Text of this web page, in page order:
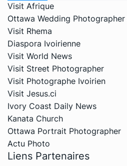
Visit Afrique
Ottawa Wedding Photographer
Visit Rhema
Diaspora Ivoirienne
Visit World News
Visit Street Photographer
Visit Photographe Ivoirien
Visit Jesus.ci
Ivory Coast Daily News
Kanata Church
Ottawa Portrait Photographer
Actu Photo
Liens Partenaires